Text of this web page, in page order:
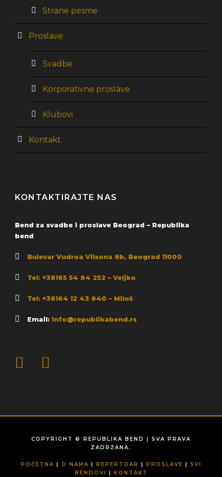
Strane pesme
Proslave
Svadbe
Korporativne proslave
Klubovi
Kontakt
KONTAKTIRAJTE NAS
Bend za svadbe i proslave Beograd – Republika
bend
Bulevar Vudroa Vilsona 8b, Beograd 11000
Tel: +38165 54 84 252 – Veljko
Tel: +38164 12 43 840 – Miloš
Email: info@republikabend.rs
COPYRIGHT © REPUBLIKA BEND | SVA PRAVA
ZADRŽANA.
POČETNA | O NAMA | REPERTOAR | PROSLAVE | SVI
BENDOVI
| KONTAKT